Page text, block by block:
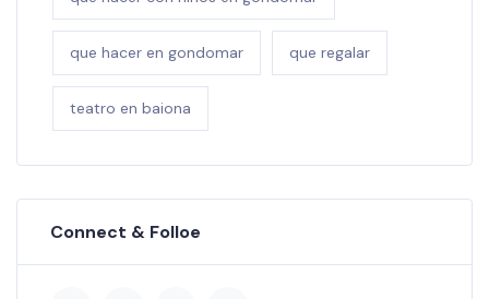
que hacer en gondomar que regalar
teatro en baiona
Connect & Folloe